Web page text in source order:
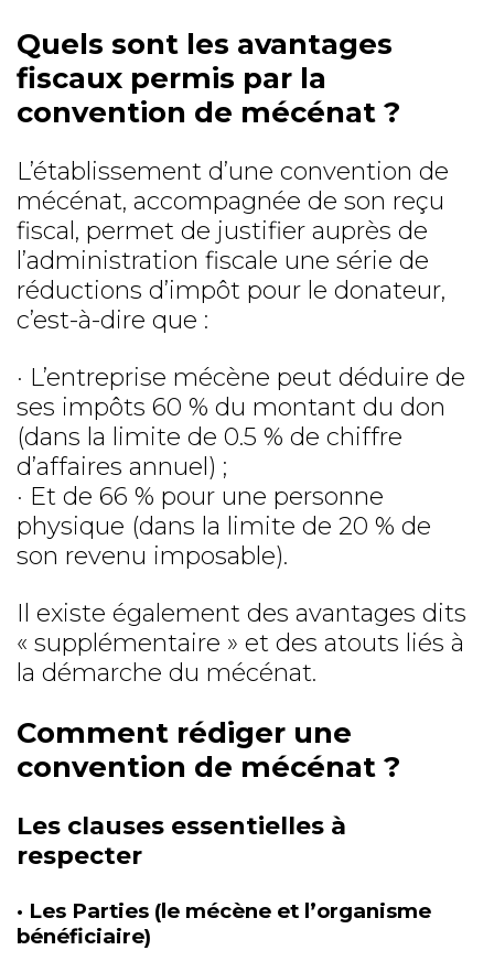
Quels sont les avantages
fiscaux permis par la
convention de mécénat ?
L’établissement d’une convention de
mécénat, accompagnée de son reçu
fiscal, permet de justifier auprès de
l’administration fiscale une série de
réductions d’impôt pour le donateur,
c’est-à-dire que :
· L’entreprise mécène peut déduire de
ses impôts 60 % du montant du don
(dans la limite de 0.5 % de chiffre
d’affaires annuel) ;
· Et de 66 % pour une personne
physique (dans la limite de 20 % de
son revenu imposable).
Il existe également des avantages dits
« supplémentaire » et des atouts liés à
la démarche du mécénat.
Comment rédiger une
convention de mécénat ?
Les clauses essentielles à
respecter
· Les Parties (le mécène et l’organisme
bénéficiaire)